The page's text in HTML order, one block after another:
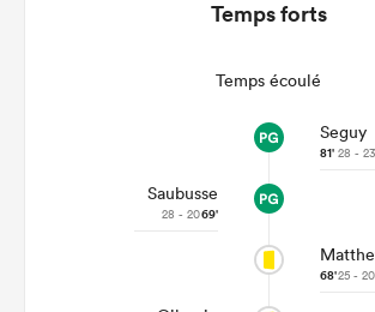
Temps forts
Temps écoulé
Seguy
81' 28 - 23
Saubusse
28 - 2069'
68'25 - 20